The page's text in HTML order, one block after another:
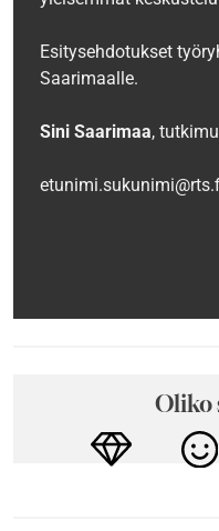
Esitysehdotukset
Saarimaalle.
Sini Saarimaa,
Oliko